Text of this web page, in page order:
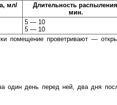
мл/
Длительность
мин.
5 — 10
5 — 10
помещение проветривают —
один день перед ней, два дня